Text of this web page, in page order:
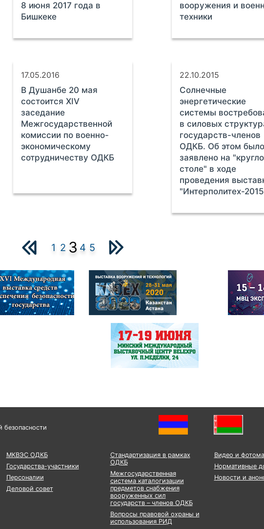
8 июня 2017 года в
Бишкеке
вооружения и
техники
17.05.2016
В Душанбе 20 мая
состоится ХIV
заседание
Межгосударственной
комиссии по военно-
экономическому
сотрудничеству ОДКБ
22.10.2015
Солнечные
энергетические
системы
в силовых
государств-членов
ОДКБ. Об этом
заявлено на
столе" в ходе
проведения
"Интерполитех-
1 2 3 4 5
безопасности
МКВЭС ОДКБ
Государства-участники
Персоналии
Деловой совет
Стандартизация в рамках
ОДКБ
Межгосударственная
система каталогизации
предметов снабжения
вооруженных сил
государств – членов ОДКБ
Вопросы правовой охраны и
использования РИД
Видео и
Нормативные
Новости и